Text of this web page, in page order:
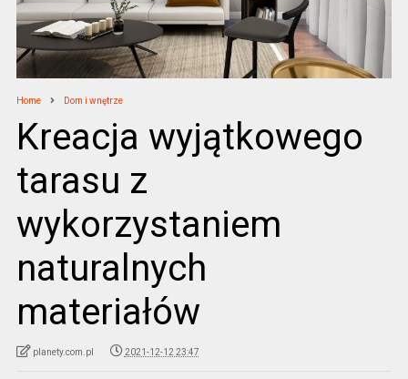
Home Dom i wnętrze
Kreacja wyjątkowego
tarasu z
wykorzystaniem
naturalnych
materiałów
planety.com.pl 2021-12-12 23:47